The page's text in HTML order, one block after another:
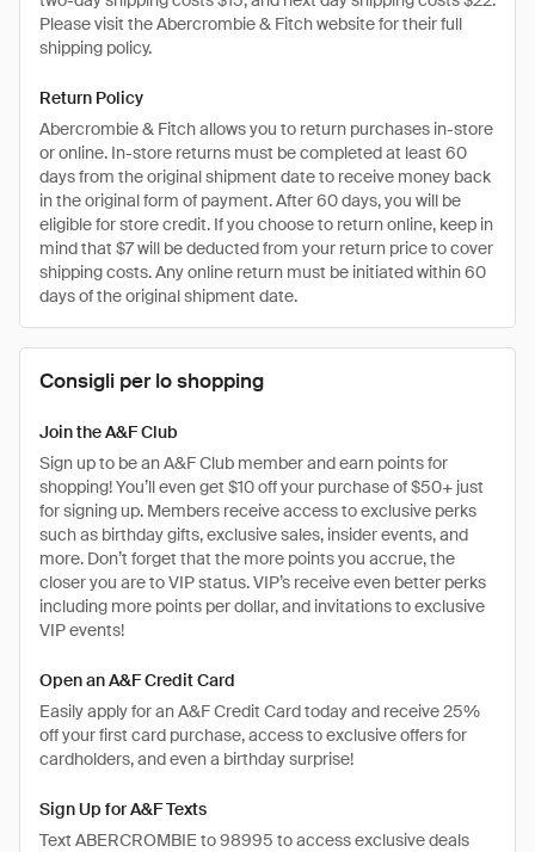
Please visit the Abercrombie & Fitch website for their full
shipping policy.
Return Policy
Abercrombie & Fitch allows you to return purchases in-store
or online. In-store returns must be completed at least 60
days from the original shipment date to receive money back
in the original form of payment. After 60 days, you will be
eligible for store credit. If you choose to return online, keep in
mind that $7 will be deducted from your return price to cover
shipping costs. Any online return must be initiated within 60
days of the original shipment date.
Consigli per lo shopping
Join the A&F Club
Sign up to be an A&F Club member and earn points for
shopping! You’ll even get $10 off your purchase of $50+ just
for signing up. Members receive access to exclusive perks
such as birthday gifts, exclusive sales, insider events, and
more. Don’t forget that the more points you accrue, the
closer you are to VIP status. VIP’s receive even better perks
including more points per dollar, and invitations to exclusive
VIP events!
Open an A&F Credit Card
Easily apply for an A&F Credit Card today and receive 25%
off your first card purchase, access to exclusive offers for
cardholders, and even a birthday surprise!
Sign Up for A&F Texts
Text ABERCROMBIE to 98995 to access exclusive deals